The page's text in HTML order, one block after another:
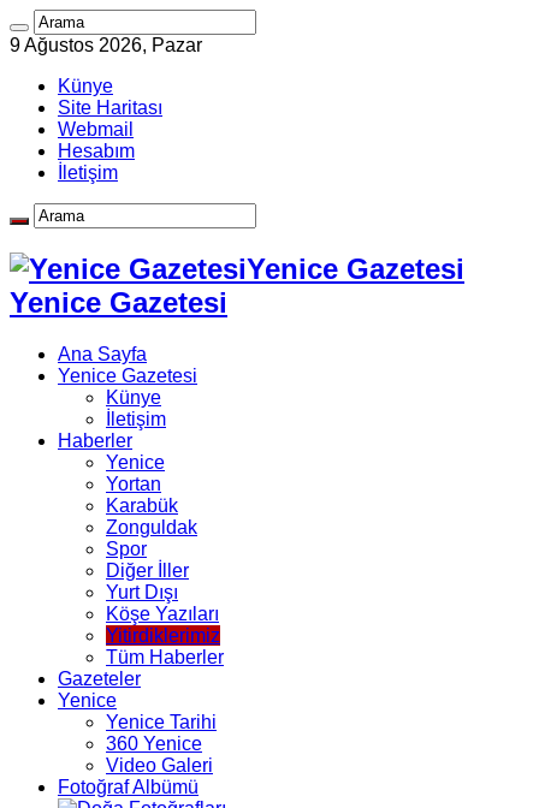
9 Ağustos 2026, Pazar
Künye
Site Haritası
Webmail
Hesabım
İletişim
Yenice Gazetesi
Yenice Gazetesi
Ana Sayfa
Yenice Gazetesi
Künye
İletişim
Haberler
Yenice
Yortan
Karabük
Zonguldak
Spor
Diğer İller
Yurt Dışı
Köşe Yazıları
Yitirdiklerimiz
Tüm Haberler
Gazeteler
Yenice
Yenice Tarihi
360 Yenice
Video Galeri
Fotoğraf Albümü